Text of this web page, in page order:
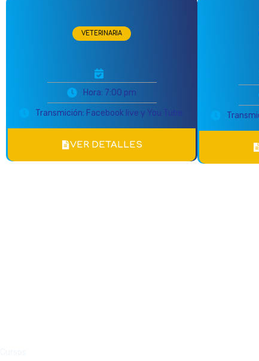
VETERINARIA
Hora: 7:00 pm
Transmición: Facebook live y You Tube.
VER DETALLES